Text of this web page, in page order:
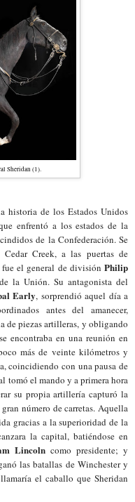
Sheridan (1).
historia de los Estados Unidos
enfrentó a los estados de la
de la Confederación. Se
Creek, a las puertas de
el general de división Philip
la Unión. Su antagonista del
Early, sorprendió aquel día a
antes del amanecer,
de piezas artilleras, y obligando
encontraba en una reunión en
más de veinte kilómetros y
coincidiendo con una pausa de
tomó el mando y a primera hora
su propia artillería capturó la
número de carretas. Aquella
gracias a la superioridad de la
la capital, batiéndose en
Lincoln como presidente; y
las batallas de Winchester y
el caballo queSheridan